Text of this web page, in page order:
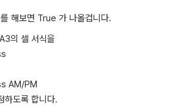
해보면 True 가 나올겁니다.
의 셀 서식을
AM/PM
하도록 합니다.